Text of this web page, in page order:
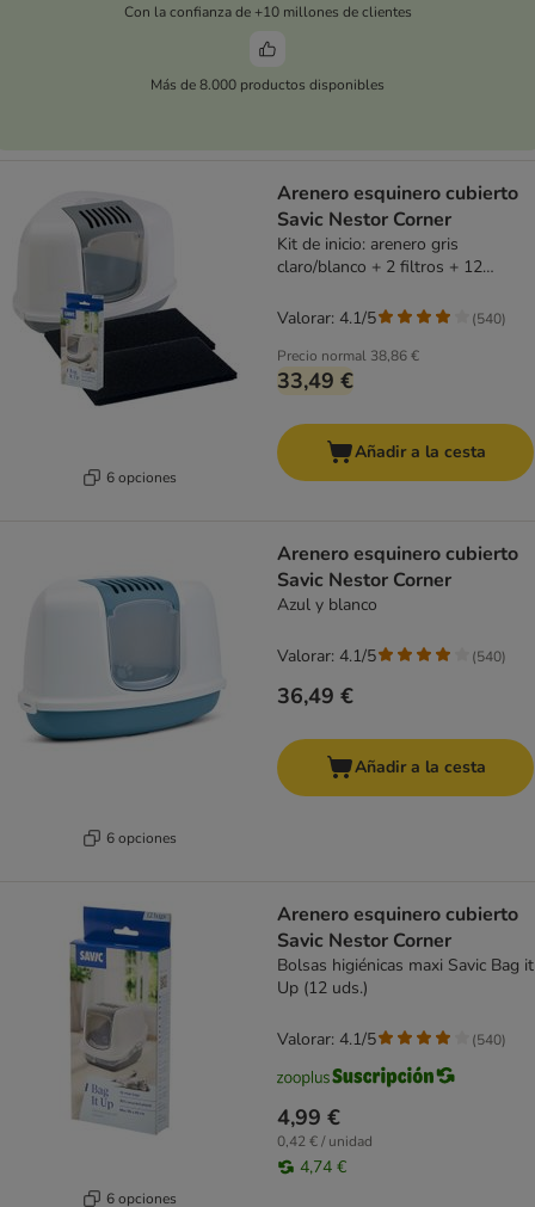
Con la confianza de +10 millones de clientes
Más de 8.000 productos disponibles
6 opciones
Arenero esquinero cubierto
Savic Nestor Corner
Kit de inicio: arenero gris
claro/blanco + 2 filtros + 12
Precio normal 38,86 €
33,49 €
Valorar: 4.1/5 (540)
Añadir a la cesta
6 opciones
Arenero esquinero cubierto
Savic Nestor Corner
Azul y blanco
36,49 €
Valorar: 4.1/5 (540)
Añadir a la cesta
6 opciones
Arenero esquinero cubierto
Savic Nestor Corner
Bolsas higiénicas maxi Savic Bag it
Up (12 uds.)
4,99 €
0,42 € / unidad
4,74 €
Valorar: 4.1/5 (540)